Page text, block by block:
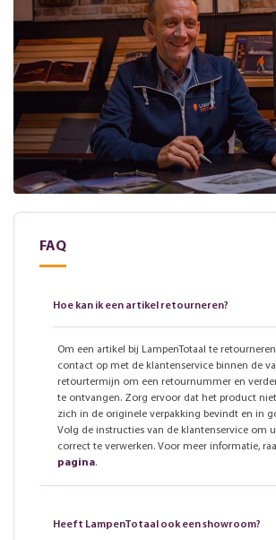
FAQ
Hoe kan ik een artikel retourneren?
Om een artikel bij LampenTotaal te
contact op met de klantenservice binnen de
retourtermijn om een retournummer en
te ontvangen. Zorg ervoor dat het product
zich in de originele verpakking bevindt en in
Volg de instructies van de klantenservice om
correct te verwerken. Voor meer informatie,
pagina.
Heeft LampenTotaal ook een showroom?